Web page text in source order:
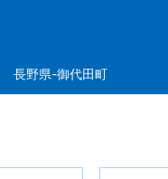
長野県-御代田町